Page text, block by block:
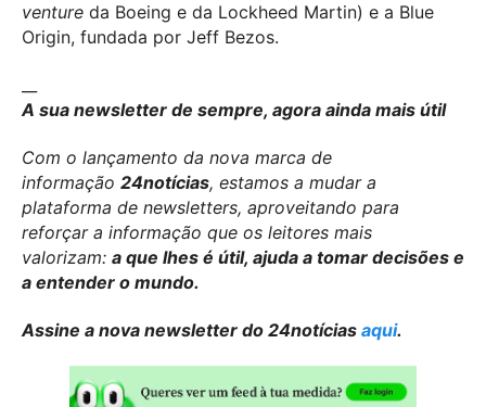
venture da Boeing e da Lockheed Martin) e a Blue
Origin, fundada por Jeff Bezos.
A sua newsletter de sempre, agora ainda mais útil
Com o lançamento da nova marca de
informação 24notícias, estamos a mudar a
plataforma de newsletters, aproveitando para
reforçar a informação que os leitores mais
valorizam: a que lhes é útil, ajuda a tomar decisões e
a entender o mundo.
Assine a nova newsletter do 24notícias aqui.